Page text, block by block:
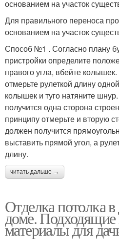
основанием на участок
Для правильного переноса
основанием на участок
Способ №1 . Согласно плану
пристройки определите
правого угла, вбейте
отмерьте рулеткой длину
колышек и туго натяните
получится одна сторона
принципу отмерьте и вторую
должен получится
выставить прямой угол, а
длину.
читать дальше →
Отделка потолка
доме. Подходящие
материалы для